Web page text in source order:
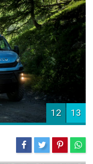
12 13